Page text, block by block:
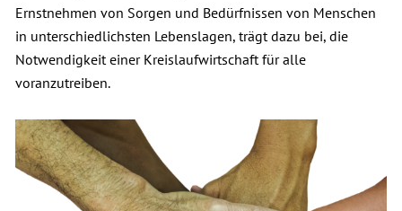
Ernstnehmen von Sorgen und Bedürfnissen von Menschen
in unterschiedlichsten Lebenslagen, trägt dazu bei, die
Notwendigkeit einer Kreislaufwirtschaft für alle
voranzutreiben.